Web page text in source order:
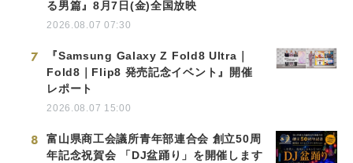
る男篇』8月7日(金)全国放映
2026.08.07 07:30
7
『Samsung Galaxy Z Fold8 Ultra｜
Fold8｜Flip8 発売記念イベント』開催
レポート
2026.08.07 15:00
8
富山県商工会議所青年部連合会 創立50周
年記念祝賀会 「DJ盆踊り」を開催します